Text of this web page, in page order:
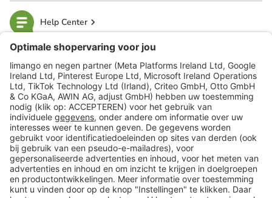
Help Center
limango
Veilig winkelen
Klantenservice
Shop
Acties